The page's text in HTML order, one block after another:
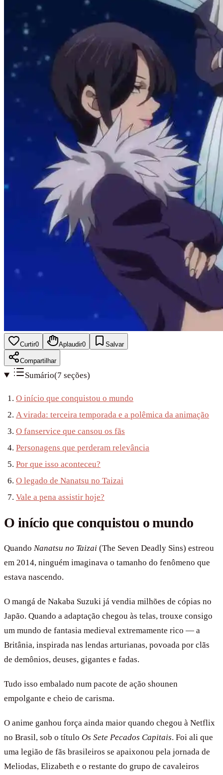
Curtir0 Aplaudir0 Salvar
Compartilhar
Sumário(7 seções)
O início que conquistou o mundo
A virada: terceira temporada e a polêmica da animação
O fanservice que cansou os fãs
Personagens que perderam relevância
Por que isso aconteceu?
O legado de Nanatsu no Taizai
Vale a pena assistir hoje?
O início que conquistou o mundo
Quando Nanatsu no Taizai (The Seven Deadly Sins) estreou
em 2014, ninguém imaginava o tamanho do fenômeno que
estava nascendo.
O mangá de Nakaba Suzuki já vendia milhões de cópias no
Japão. Quando a adaptação chegou às telas, trouxe consigo
um mundo de fantasia medieval extremamente rico — a
Britânia, inspirada nas lendas arturianas, povoada por clãs
de demônios, deuses, gigantes e fadas.
Tudo isso embalado num pacote de ação shounen
empolgante e cheio de carisma.
O anime ganhou força ainda maior quando chegou à Netflix
no Brasil, sob o título Os Sete Pecados Capitais. Foi ali que
uma legião de fãs brasileiros se apaixonou pela jornada de
Meliodas, Elizabeth e o restante do grupo de cavaleiros